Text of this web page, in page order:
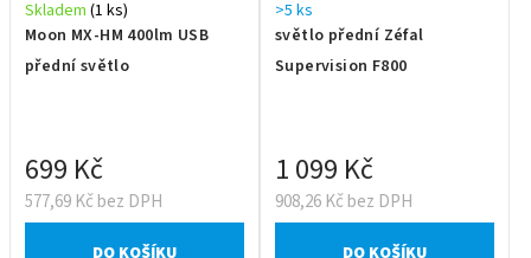
Moon MX-HM 400lm USB
přední světlo
Skladem (1 ks)
577,69 Kč bez DPH
699 Kč
DO KOŠÍKU
světlo přední Zéfal
Supervision F800
>5 ks
908,26 Kč bez DPH
1 099 Kč
DO KOŠÍKU